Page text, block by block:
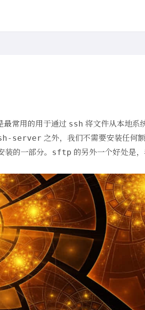
最常用的用于通过 ssh 将文件从本地系
server 之外，我们不需要安装任何
的一部分。 sftp 的另外一个好处是